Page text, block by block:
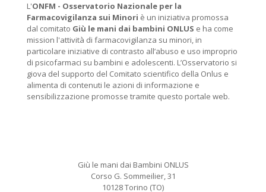
L'ONFM - Osservatorio Nazionale per la
Farmacovigilanza sui Minori è un iniziativa promossa
dal comitato Giù le mani dai bambini ONLUS e ha come
mission l'attività di farmacovigilanza su minori, in
particolare iniziative di contrasto all’abuso e uso improprio
di psicofarmaci su bambini e adolescenti. L’Osservatorio si
giova del supporto del Comitato scientifico della Onlus e
alimenta di contenuti le azioni di informazione e
sensibilizzazione promosse tramite questo portale web.
Giù le mani dai Bambini ONLUS
Corso G. Sommeilier, 31
10128 Torino (TO)